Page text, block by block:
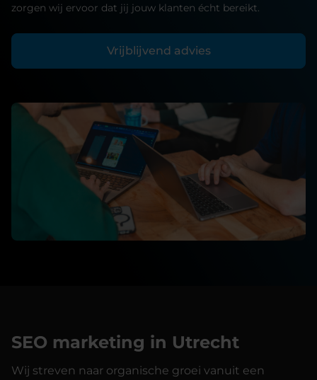
zorgen wij ervoor dat jij jouw klanten écht bereikt.
Vrijblijvend advies
SEO marketing in Utrecht
Wij streven naar organische groei vanuit een